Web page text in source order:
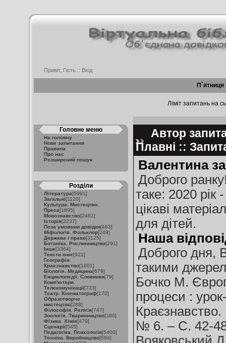
Привіт, Гість :: Вхід
П`ятниця
Ліміт запитань на
Головне меню
На головну
Нове запитання
Правила
Про нас
Розширений пошук
Розділи
Література[5991]
Загальні[1120]
Культура. Мистецтво.
Преса[1895]
Мовознавство[2461]
Історія[2237]
Поза умовами довідки[463]
Міфологія. Фольклор[249]
Держава і право[3125]
Ботаніка. Рослинництво[291]
Інше[3364]
Тексти книг[921]
Географія.
Краєзнавство[1001]
Біологія. Медицина[679]
Енциклопедії. Словники[79]
Комп'ютери.
Телекомунікації[723]
Театр. Кінематограф[170]
Образотворче
мистецтво[288]
Філософія. Релігія[747]
Зоологія. Тваринництво[180]
Фізика. Хімія[479]
Сценарії[545]
Педагогіка. Психологія[5400]
Техніка. Виробництво[594]
Автор
Плавні ::
Валентина
Доброго
таке: 2020 рік
цікаві
для дітей.
Наша
Доброго дня,
такими
Бочко М.
процеси :
№ 6. – С. 42-